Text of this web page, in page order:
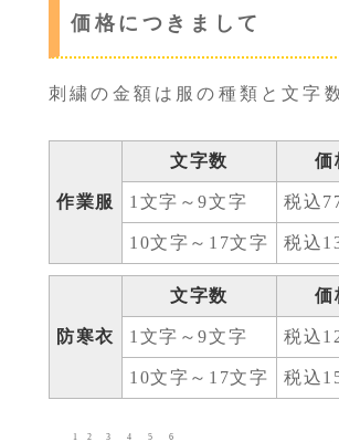
価格につきまして
刺繍の金額は服の種類と文字
作業服
文字数 価
1文字～9文字 税込
10文字～17文字 税込
防寒衣
文字数 価
1文字～9文字 税込
10文字～17文字 税込
1 2 3 4 5 6